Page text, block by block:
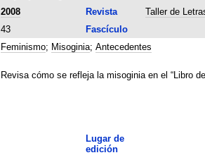
2008 Revista
Taller de
43
Fascículo
Feminismo; Misoginia; Antecedentes
Revisa cómo se refleja la misoginia en el “Libro
Lugar de
edición